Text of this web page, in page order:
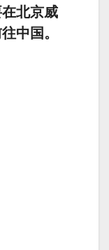
北京威
中国。